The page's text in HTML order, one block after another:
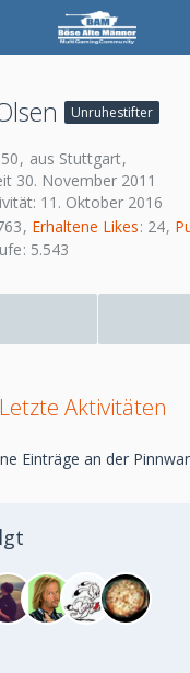
Unruhestifter
50
aus Stuttgart
30. November 2011
11. Oktober 2016
Erhaltene Likes 24
5.543
Letzte Aktivitäten
Einträge an der